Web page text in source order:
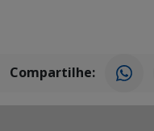
Compartilhe: